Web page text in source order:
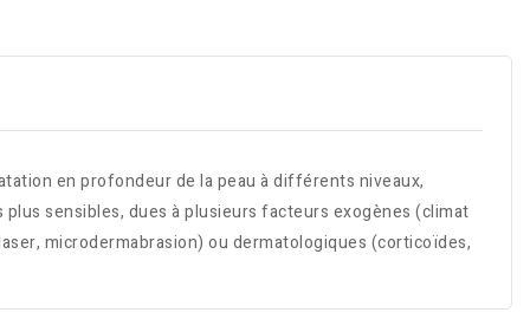
en profondeur de la peau à différents niveaux,
sensibles, dues à plusieurs facteurs exogènes (climat
microdermabrasion) ou dermatologiques (corticoïdes,